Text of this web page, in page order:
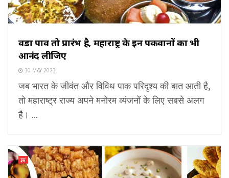
वडा पाव तो प्रारंभ है, महाराष्ट्र के इन पकवानों का भी
आनंद लीजिए
30 MAY 2023
जब भारत के जीवंत और विविध पाक परिदृश्य की बात आती है,
तो महाराष्ट्र राज्य अपने मनोरम व्यंजनों के लिए सबसे अलग
है। ...
ज्ञान